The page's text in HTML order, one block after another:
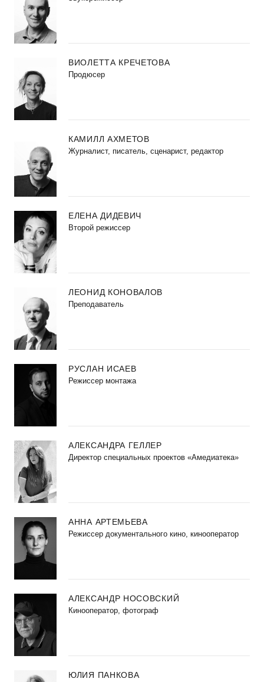
ВИОЛЕТТА КРЕЧЕТОВА
Продюсер
КАМИЛЛ АХМЕТОВ
Журналист, писатель, сценарист, редактор
ЕЛЕНА ДИДЕВИЧ
Второй режиссер
ЛЕОНИД КОНОВАЛОВ
Преподаватель
РУСЛАН ИСАЕВ
Режиссер монтажа
АЛЕКСАНДРА ГЕЛЛЕР
Директор специальных проектов «Амедиатека»
АННА АРТЕМЬЕВА
Режиссер документального кино, кинооператор
АЛЕКСАНДР НОСОВСКИЙ
Кинооператор, фотограф
ЮЛИЯ ПАНКОВА